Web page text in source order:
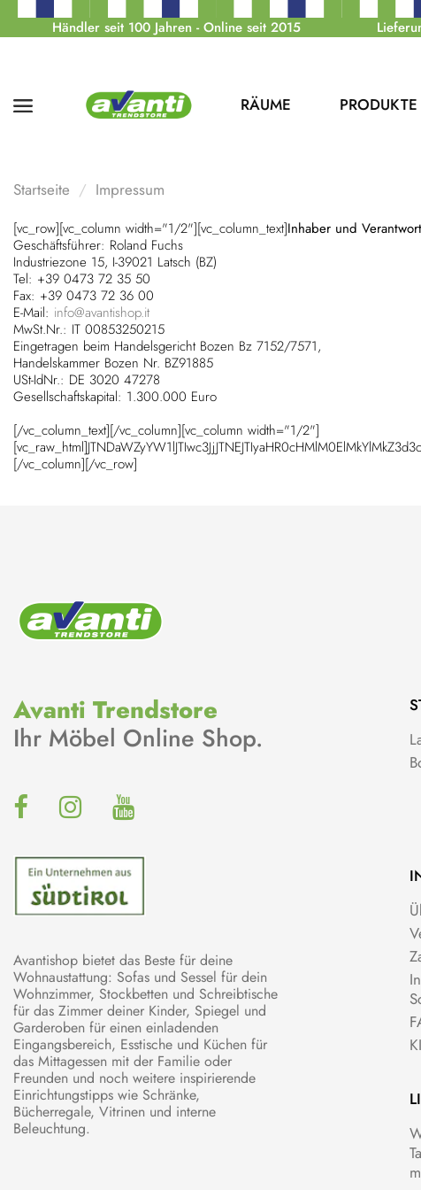
Händler seit 100 Jahren - Online seit 2015
RÄUME PRODUKTE
Startseite Impressum
[vc_row][vc_column width="1/2"][vc_column_text]Inhaber und
Geschäftsführer: Roland Fuchs
Industriezone 15, I-39021 Latsch (BZ)
Tel: +39 0473 72 35 50
Fax: +39 0473 72 36 00
E-Mail: info@avantishop.it
MwSt.Nr.: IT 00853250215
Eingetragen beim Handelsgericht Bozen Bz 7152/7571,
Handelskammer Bozen Nr. BZ91885
USt-IdNr.: DE 3020 47278
Gesellschaftskapital: 1.300.000 Euro
[/vc_column_text][/vc_column][vc_column width="1/2"]
[/vc_column][/vc_row]
Avanti Trendstore
Ihr Möbel Online Shop.
Avantishop bietet das Beste für deine
Wohnaustattung: Sofas und Sessel für dein
Wohnzimmer, Stockbetten und Schreibtische
für das Zimmer deiner Kinder, Spiegel und
Garderoben für einen einladenden
Eingangsbereich, Esstische und Küchen für
das Mittagessen mit der Familie oder
Freunden und noch weitere inspirierende
Einrichtungstipps wie Schränke,
Bücherregale, Vitrinen und interne
Beleuchtung.